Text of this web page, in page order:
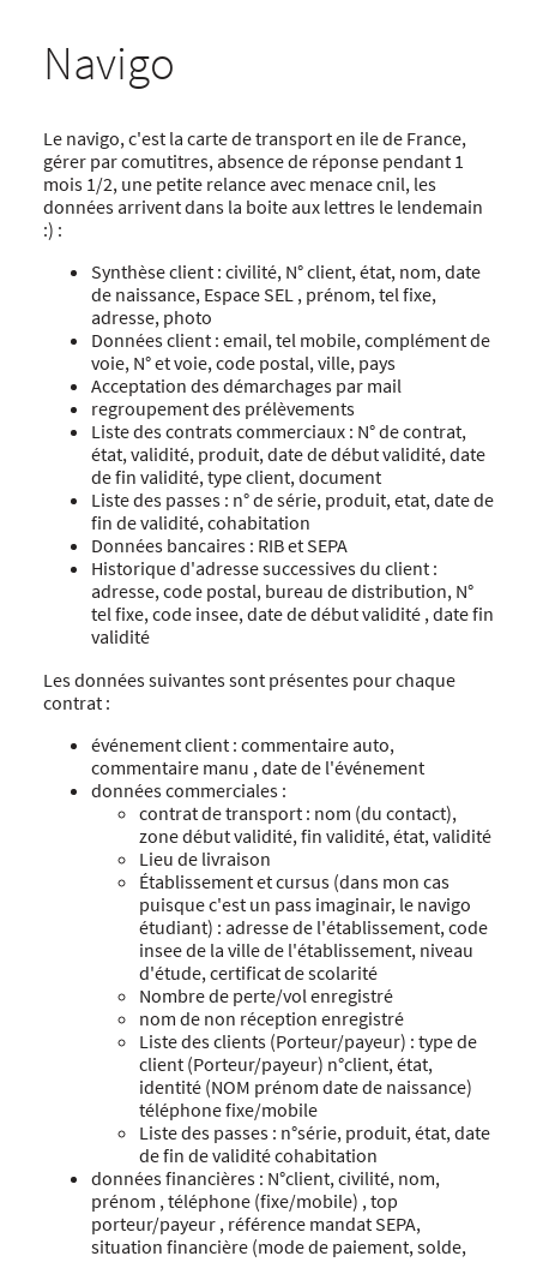
Navigo
Le navigo, c'est la carte de transport en ile de France,
gérer par comutitres, absence de réponse pendant 1
mois 1/2, une petite relance avec menace cnil, les
données arrivent dans la boite aux lettres le lendemain
:) :
Synthèse client : civilité, N° client, état, nom, date
de naissance, Espace SEL , prénom, tel fixe,
adresse, photo
Données client : email, tel mobile, complément de
voie, N° et voie, code postal, ville, pays
Acceptation des démarchages par mail
regroupement des prélèvements
Liste des contrats commerciaux : N° de contrat,
état, validité, produit, date de début validité, date
de fin validité, type client, document
Liste des passes : n° de série, produit, etat, date de
fin de validité, cohabitation
Données bancaires : RIB et SEPA
Historique d'adresse successives du client :
adresse, code postal, bureau de distribution, N°
tel fixe, code insee, date de début validité , date fin
validité
Les données suivantes sont présentes pour chaque
contrat :
événement client : commentaire auto,
commentaire manu , date de l'événement
données commerciales :
contrat de transport : nom (du contact),
zone début validité, fin validité, état, validité
Lieu de livraison
Établissement et cursus (dans mon cas
puisque c'est un pass imaginair, le navigo
étudiant) : adresse de l'établissement, code
insee de la ville de l'établissement, niveau
d'étude, certificat de scolarité
Nombre de perte/vol enregistré
nom de non réception enregistré
Liste des clients (Porteur/payeur) : type de
client (Porteur/payeur) n°client, état,
identité (NOM prénom date de naissance)
téléphone fixe/mobile
Liste des passes : n°série, produit, état, date
de fin de validité cohabitation
données financières : N°client, civilité, nom,
prénom , téléphone (fixe/mobile) , top
porteur/payeur , référence mandat SEPA,
situation financière (mode de paiement, solde,